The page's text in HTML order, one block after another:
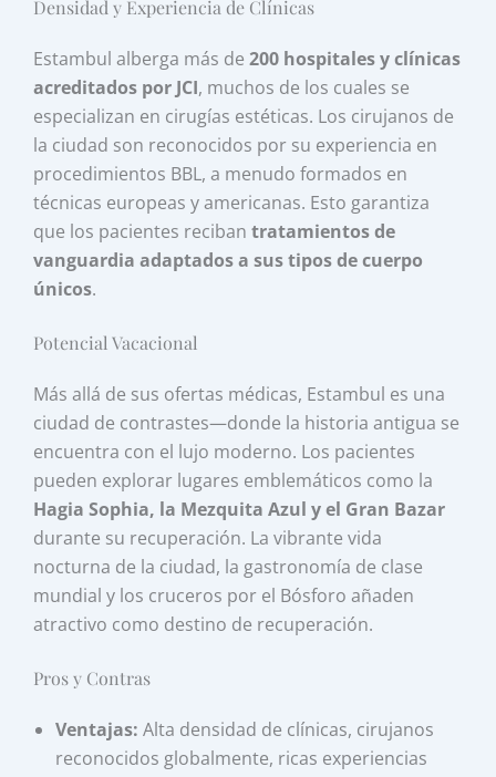
Densidad y Experiencia de Clínicas
Estambul alberga más de200 hospitales y clínicas
acreditados por JCI, muchos de los cuales se
especializan en cirugías estéticas. Los cirujanos de
la ciudad son reconocidos por su experiencia en
procedimientos BBL, a menudo formados en
técnicas europeas y americanas. Esto garantiza
que los pacientes recibantratamientos de
vanguardia adaptados a sus tipos de cuerpo
únicos.
Potencial Vacacional
Más allá de sus ofertas médicas, Estambul es una
ciudad de contrastes—donde la historia antigua se
encuentra con el lujo moderno. Los pacientes
pueden explorar lugares emblemáticos como la
Hagia Sophia, la Mezquita Azul y el Gran Bazar
durante su recuperación. La vibrante vida
nocturna de la ciudad, la gastronomía de clase
mundial y los cruceros por el Bósforo añaden
atractivo como destino de recuperación.
Pros y Contras
Ventajas: Alta densidad de clínicas, cirujanos
reconocidos globalmente, ricas experiencias